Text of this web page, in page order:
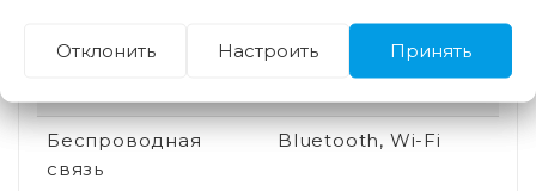
Разъем для док-
Нет
Беспроводная
связь
Bluetooth, Wi-Fi
Отклонить Настроить Принять